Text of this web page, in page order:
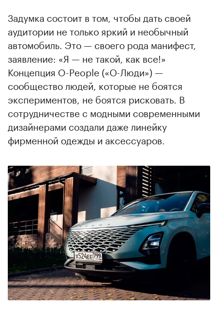
Задумка состоит в том, чтобы дать своей
аудитории не только яркий и необычный
автомобиль. Это — своего рода манифест,
заявление: «Я — не такой, как все!»
Концепция O-People («О-Люди») —
сообщество людей, которые не боятся
экспериментов, не боятся рисковать. В
сотрудничестве с модными современными
дизайнерами создали даже линейку
фирменной одежды и аксессуаров.